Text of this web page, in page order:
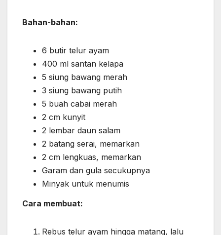
Bahan-bahan:
6 butir telur ayam
400 ml santan kelapa
5 siung bawang merah
3 siung bawang putih
5 buah cabai merah
2 cm kunyit
2 lembar daun salam
2 batang serai, memarkan
2 cm lengkuas, memarkan
Garam dan gula secukupnya
Minyak untuk menumis
Cara membuat:
Rebus telur ayam hingga matang, lalu